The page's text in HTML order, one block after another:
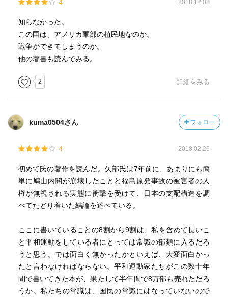
〈いま、すべての人が、すべてのポジションを一度やめ
遠く離れた場所（沖縄、福島、自衛隊の最前線）で大きな
矛盾に苦しむ人たちの声に真摯に耳を傾け、あくまで事実
に基づいて、根本的な議論を行うときにきていると私は考
この本の続編がでていて、今少しずつ読んでいます。
またあらためて。
4 2018.12.08
知らなかった。
この国は、アメリカ軍部の植民地なのか。
戦争ができてしまうのか。
他の著書も読んでみる。
2 詳細をみる
kuma0504さん フォロー
4 2018.02.26
初めて氏の著作を読んだ。矢部氏は7年前に、あまりにも簡
単に鳩山内閣が崩壊したことと福島原発事故の被害者の人
権が無視される実態に衝撃を受けて、日本の支配構造を調
べてたどり着いた結論を述べている。
ここに書いていることの8割から9割は、私を含めて長いこ
と平和運動をしている者にとっては常識の部類に入るだろ
うと思う。では面白く無かったかといえば、大変面白かっ
たと言わなければならない。平和運動家たちがこの数十年
間で書いてきた本が、果たして半年間で8万部も売れただろ
うか。私たちの常識は、国民の常識にはなっていないので